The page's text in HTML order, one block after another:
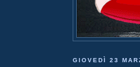
GIOVEDÌ 23